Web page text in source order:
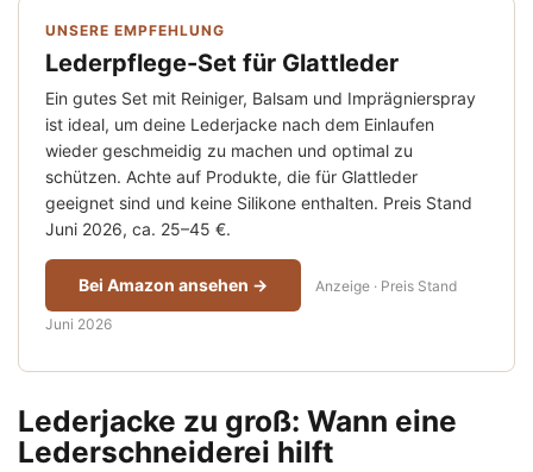
UNSERE EMPFEHLUNG
Lederpflege-Set für Glattleder
Ein gutes Set mit Reiniger, Balsam und Imprägnierspray
ist ideal, um deine Lederjacke nach dem Einlaufen
wieder geschmeidig zu machen und optimal zu
schützen. Achte auf Produkte, die für Glattleder
geeignet sind und keine Silikone enthalten. Preis Stand
Juni 2026, ca. 25–45 €.
Bei Amazon ansehen → Anzeige · Preis Stand
Juni 2026
Lederjacke zu groß: Wann eine
Lederschneiderei hilft